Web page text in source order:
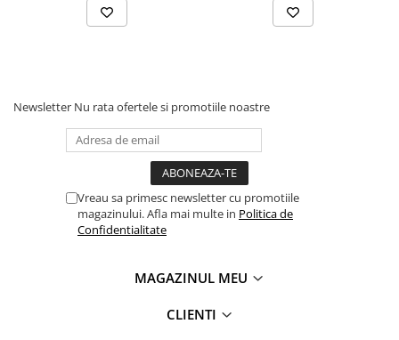
Organizare si depozitare scule
Hidranti exteriori si vane
Aparate de control si semnalizare
Fitinguri prindere rapida
Hidranti exteriori
Newsletter Nu rata ofertele si promotiile noastre
Vreau sa primesc newsletter cu promotiile
magazinului. Afla mai multe in Politica de
Confidentialitate
MAGAZINUL MEU
CLIENTI